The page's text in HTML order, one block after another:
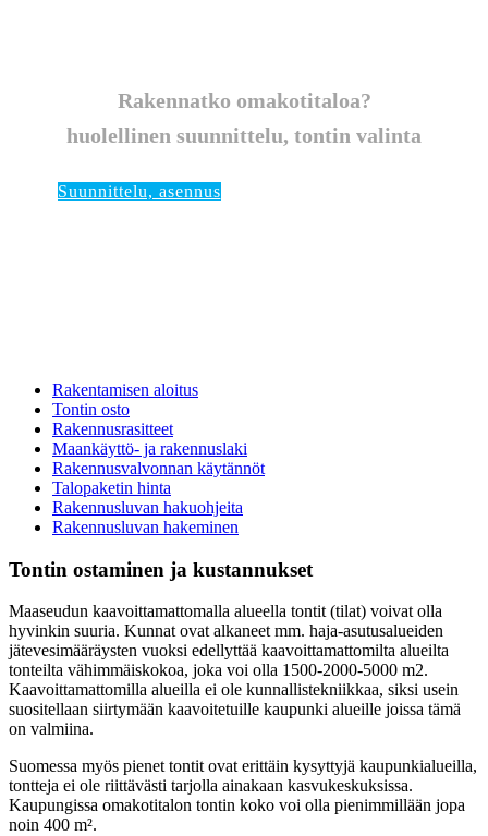
Rakennatko omakotitaloa?
huolellinen suunnittelu, tontin valinta
Suunnittelu, asennus
Rakentamisen aloitus
Tontin osto
Rakennusrasitteet
Maankäyttö- ja rakennuslaki
Rakennusvalvonnan käytännöt
Talopaketin hinta
Rakennusluvan hakuohjeita
Rakennusluvan hakeminen
Tontin ostaminen ja kustannukset
Maaseudun kaavoittamattomalla alueella tontit (tilat) voivat olla
hyvinkin suuria. Kunnat ovat alkaneet mm. haja-asutusalueiden
jätevesimääräysten vuoksi edellyttää kaavoittamattomilta alueilta
tonteilta vähimmäiskokoa, joka voi olla 1500-2000-5000 m2.
Kaavoittamattomilla alueilla ei ole kunnallistekniikkaa, siksi usein
suositellaan siirtymään kaavoitetuille kaupunki alueille joissa tämä
on valmiina.
Suomessa myös pienet tontit ovat erittäin kysyttyjä kaupunkialueilla,
tontteja ei ole riittävästi tarjolla ainakaan kasvukeskuksissa.
Kaupungissa omakotitalon tontin koko voi olla pienimmillään jopa
noin 400 m².